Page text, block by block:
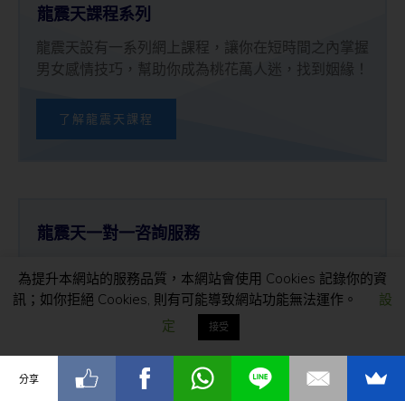
龍震天課程系列
龍震天設有一系列網上課程，讓你在短時間之內掌握
男女感情技巧，幫助你成為桃花萬人迷，找到姻緣！
了解龍震天課程
龍震天一對一咨詢服務
詢是你最好的選擇；專業的分析意見，讓你明確知道
自己應該要做甚麼。
了解龍震天咨詢服務
為提升本網站的服務品質，本網站會使用 Cookies 記錄你的資
訊；如你拒絕 Cookies, 則有可能導致網站功能無法運作。
設
定
接受
分享